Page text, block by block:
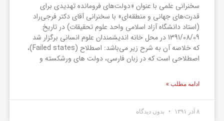
سخنرانی علمی با عنوان «دولت‌های فرومانده تهدیدی برای
قدرت‌های جهانی و منطقه‌ای» با سخنرانی آقای دکتر فرجی‌راد
(استاد دانشگاه آزاد اسلامی واحد علوم تحقیقات) در تاریخ
1391/08/09 در محل خانه اندیشمندان علوم انسانی برگزار شد
که خلاصه آن به شرح زیر می‌باشد: اصطلاح (Failed states)،
اصطلاحی است که در زبان فارسی، دولت های ورشکسته و
ادامه مطلب »
۸ آذر ۱۳۹۱ بدون دیدگاه